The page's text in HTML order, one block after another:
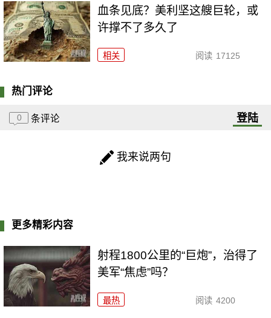
血条见底？美利坚这艘巨轮，或
许撑不了多久了
相关 阅读 17125
热门评论
0 条评论 登陆
我来说两句
更多精彩内容
射程1800公里的“巨炮”，治得了
美军“焦虑”吗？
最热 阅读 4200